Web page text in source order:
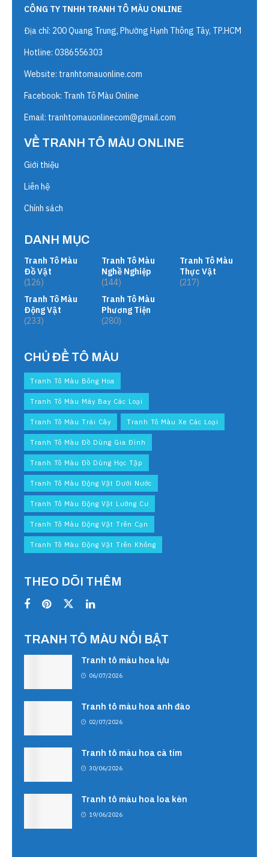
CÔNG TY TNHH TRANH TÔ MÀU ONLINE
Địa chỉ: 200 Quang Trung, Phường Hạnh Thông Tây, TP.HCM
Hotline: 0386556303
Website: tranhtomauonline.com
Facebook: Tranh Tô Màu Online
Email: tranhtomauonlinecom@gmail.com
VỀ TRANH TÔ MÀU ONLINE
Giới thiệu
Liên hệ
Chính sách
DANH MỤC
Tranh Tô Màu
Đồ Vật
(126)
Tranh Tô Màu
Động Vật
(233)
Tranh Tô Màu
Nghề Nghiệp
(144)
Tranh Tô Màu
Phương Tiện
(280)
Tranh Tô Màu
Thực Vật
(217)
CHỦ ĐỀ TÔ MÀU
Tranh Tô Màu Bông Hoa
Tranh Tô Màu Máy Bay Các Loại
Tranh Tô Màu Trái Cây Tranh Tô Màu Xe Các Loại
Tranh Tô Màu Đồ Dùng Gia Đình
Tranh Tô Màu Đồ Dùng Học Tập
Tranh Tô Màu Động Vật Dưới Nước
Tranh Tô Màu Động Vật Lưỡng Cư
Tranh Tô Màu Động Vật Trên Cạn
Tranh Tô Màu Động Vật Trên Không
THEO DÕI THÊM
TRANH TÔ MÀU NỔI BẬT
Tranh tô màu hoa lựu
06/07/2026
Tranh tô màu hoa anh đào
02/07/2026
Tranh tô màu hoa cà tím
30/06/2026
Tranh tô màu hoa loa kèn
19/06/2026